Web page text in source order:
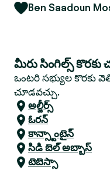
Ben Saadoun
మీరు సింగిల్స్ కొరకు
ఒంటరి సభ్యుల కొరకు
చూడవచ్చు.
అల్జీర్స్
ఓరన్
కాన్స్టాంటైన్
సిడి బెల్ అబ్బాస్
టెబెస్సా